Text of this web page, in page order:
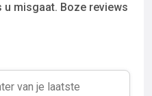
misgaat. Boze reviews